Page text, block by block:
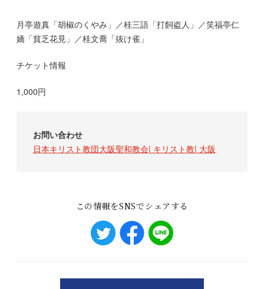
月亭遊真「胡椒のくやみ」／桂三語「打飼盗人」／笑福亭仁
嬌「貧乏花見」／桂文喬「抜け雀」
チケット情報
1,000円
お問い合わせ
日本キリスト教団大阪聖和教会| キリスト教| 大阪
この情報をSNSでシェアする